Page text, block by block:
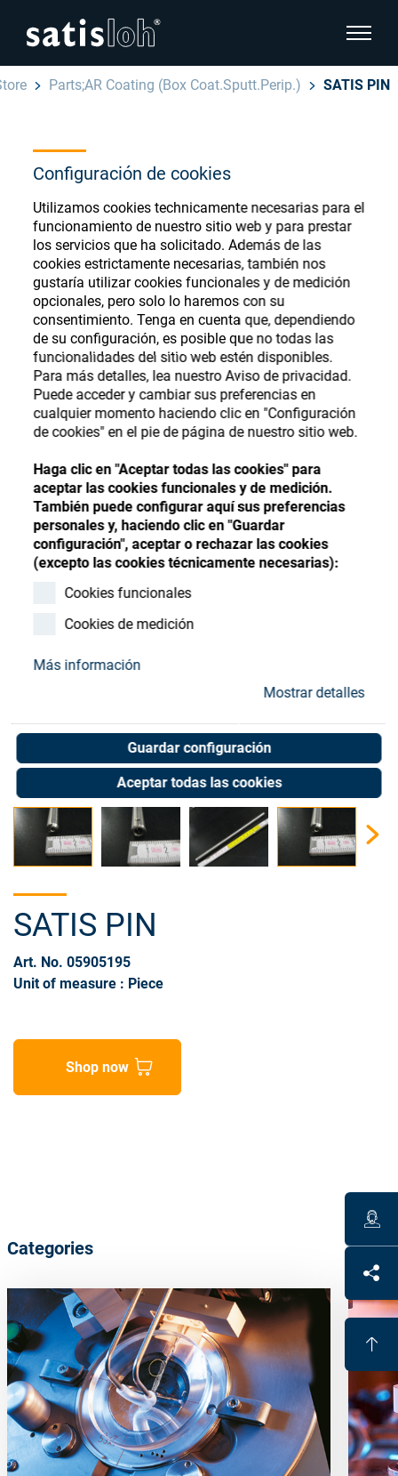
Configuración de cookies
Utilizamos cookies technicamente necesarias para el
funcionamiento de nuestro sitio web y para prestar
los servicios que ha solicitado. Además de las
cookies estrictamente necesarias, también nos
gustaría utilizar cookies funcionales y de medición
opcionales, pero solo lo haremos con su
consentimiento. Tenga en cuenta que, dependiendo
de su configuración, es posible que no todas las
funcionalidades del sitio web estén disponibles.
Para más detalles, lea nuestro Aviso de privacidad.
Puede acceder y cambiar sus preferencias en
cualquier momento haciendo clic en "Configuración
de cookies" en el pie de página de nuestro sitio web.
Haga clic en "Aceptar todas las cookies" para
aceptar las cookies funcionales y de medición.
También puede configurar aquí sus preferencias
personales y, haciendo clic en "Guardar
configuración", aceptar o rechazar las cookies
(excepto las cookies técnicamente necesarias):
Cookies funcionales
Cookies de medición
Más información
Mostrar detalles
Guardar configuración
Aceptar todas las cookies
show
Español
Oftálmica
Óptica de Precisión
Quiénes Somos
Carrera
Contacto
Store
hide page navigation
English
Deutsch
汉语
Français
Parts;AR Coating (Box Coat.Sputt.Perip.) SATIS PIN
Ophthalmic Consumables
Store
Register or Sign-in to access your accounts
and explore our wide range of ophthalmic
consumables
Register Sign-In
SATIS PIN
Art. No. 05905195
Unit of measure : Piece
Shop now
Categories